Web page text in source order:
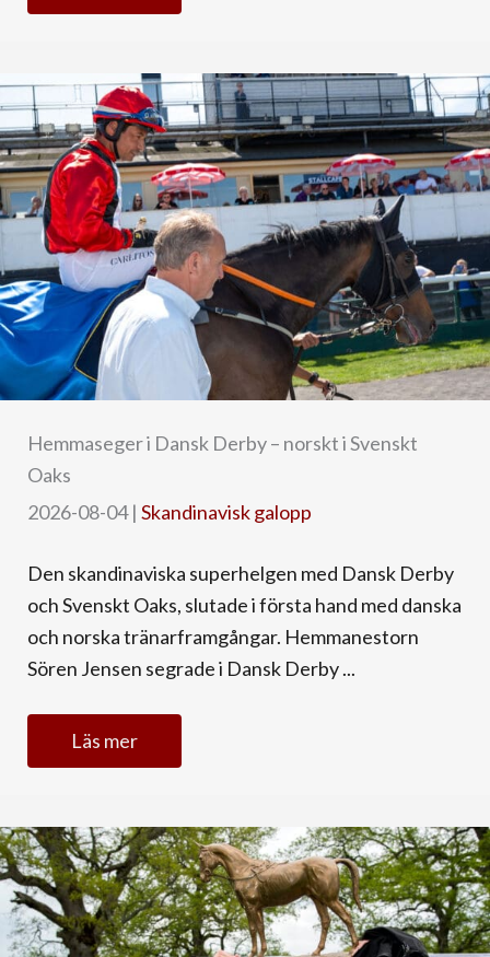
Hemmaseger i Dansk Derby – norskt i Svenskt
Oaks
2026-08-04| Skandinavisk galopp
Den skandinaviska superhelgen med Dansk Derby
och Svenskt Oaks, slutade i första hand med danska
och norska tränarframgångar. Hemmanestorn
Sören Jensen segrade i Dansk Derby ...
Läs mer